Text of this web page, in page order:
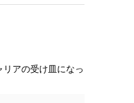
アの受け皿になっ